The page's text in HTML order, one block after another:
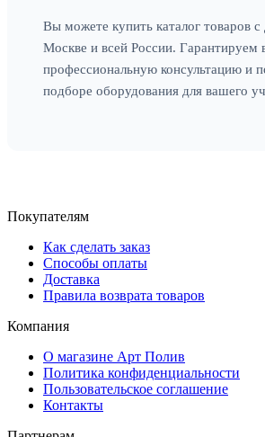
Вы можете купить каталог товаров с
Москве и всей России. Гарантируем
профессиональную консультацию и
подборе оборудования для вашего
Покупателям
Как сделать заказ
Способы оплаты
Доставка
Правила возврата товаров
Компания
О магазине Арт Полив
Политика конфиденциальности
Пользовательское соглашение
Контакты